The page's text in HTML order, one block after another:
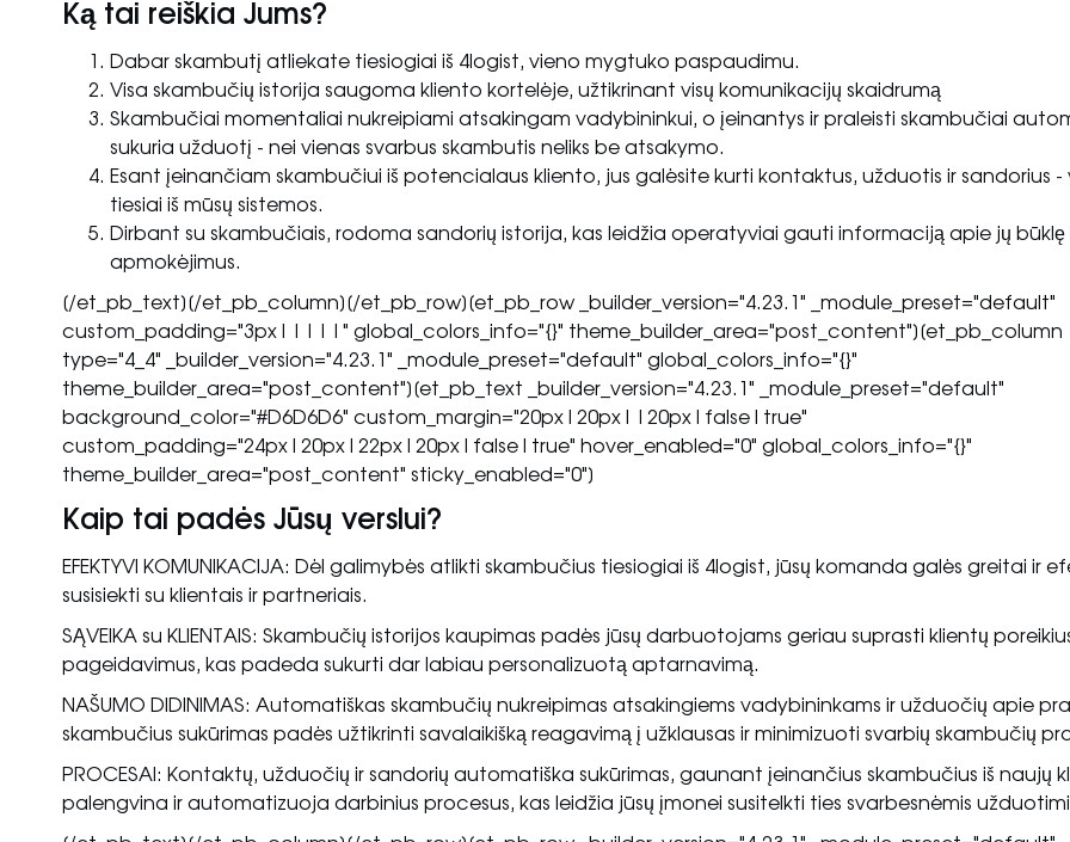
Ką tai reiškia Jums?
Dabar skambutį atliekate tiesiogiai iš 4logist, vieno mygtuko paspaudimu.
Visa skambučių istorija saugoma kliento kortelėje, užtikrinant visų komunikacijų skaidrumą
Skambučiai momentaliai nukreipiami atsakingam vadybininkui, o įeinantys ir praleisti skambučiai
sukuria užduotį - nei vienas svarbus skambutis neliks be atsakymo.
Esant įeinančiam skambučiui iš potencialaus kliento, jus galėsite kurti kontaktus, užduotis ir sandorius -
tiesiai iš mūsų sistemos.
Dirbant su skambučiais, rodoma sandorių istorija, kas leidžia operatyviai gauti informaciją apie jų būklę
apmokėjimus.
[/et_pb_text][/et_pb_column][/et_pb_row][et_pb_row _builder_version="4.23.1" _module_preset="default"
custom_padding="3px|||||" global_colors_info="{}" theme_builder_area="post_content"][et_pb_column
type="4_4" _builder_version="4.23.1" _module_preset="default" global_colors_info="{}"
theme_builder_area="post_content"][et_pb_text _builder_version="4.23.1" _module_preset="default"
background_color="#D6D6D6" custom_margin="20px|20px||20px|false|true"
custom_padding="24px|20px|22px|20px|false|true" hover_enabled="0" global_colors_info="{}"
theme_builder_area="post_content" sticky_enabled="0"]
Kaip tai padės Jūsų verslui?
EFEKTYVI KOMUNIKACIJA: Dėl galimybės atlikti skambučius tiesiogiai iš 4logist, jūsų komanda galės greitai ir
susisiekti su klientais ir partneriais.
SĄVEIKA su KLIENTAIS: Skambučių istorijos kaupimas padės jūsų darbuotojams geriau suprasti klientų
pageidavimus, kas padeda sukurti dar labiau personalizuotą aptarnavimą.
NAŠUMO DIDINIMAS: Automatiškas skambučių nukreipimas atsakingiems vadybininkams ir užduočių apie
skambučius sukūrimas padės užtikrinti savalaikišką reagavimą į užklausas ir minimizuoti svarbių skambučių
PROCESAI: Kontaktų, užduočių ir sandorių automatiška sukūrimas, gaunant įeinančius skambučius iš naujų
palengvina ir automatizuoja darbinius procesus, kas leidžia jūsų įmonei susitelkti ties svarbesnėmis